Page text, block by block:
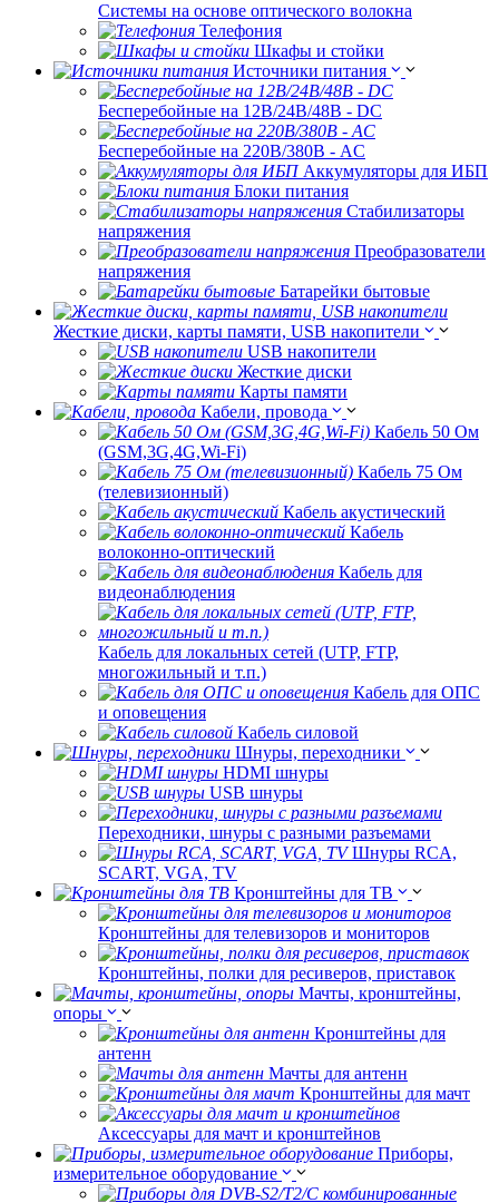
Системы на основе оптического волокна
Телефония
Шкафы и стойки
Источники питания
Бесперебойные на 12В/24В/48В - DC
Бесперебойные на 220В/380В - AC
Аккумуляторы для ИБП
Блоки питания
Стабилизаторы
напряжения
Преобразователи
напряжения
Батарейки бытовые
Жесткие диски, карты памяти, USB накопители
USB накопители
Жесткие диски
Карты памяти
Кабели, провода
Кабель 50 Ом
(GSM,3G,4G,Wi-Fi)
Кабель 75 Ом
(телевизионный)
Кабель акустический
Кабель
волоконно-оптический
Кабель для
видеонаблюдения
Кабель для локальных сетей (UTP, FTP,
многожильный и т.п.)
Кабель для ОПС
и оповещения
Кабель силовой
Шнуры, переходники
HDMI шнуры
USB шнуры
Переходники, шнуры с разными разъемами
Шнуры RCA,
SCART, VGA, TV
Кронштейны для ТВ
Кронштейны для телевизоров и мониторов
Кронштейны, полки для ресиверов, приставок
Мачты, кронштейны,
опоры
Кронштейны для
антенн
Мачты для антенн
Кронштейны для мачт
Аксессуары для мачт и кронштейнов
Приборы,
измерительное оборудование